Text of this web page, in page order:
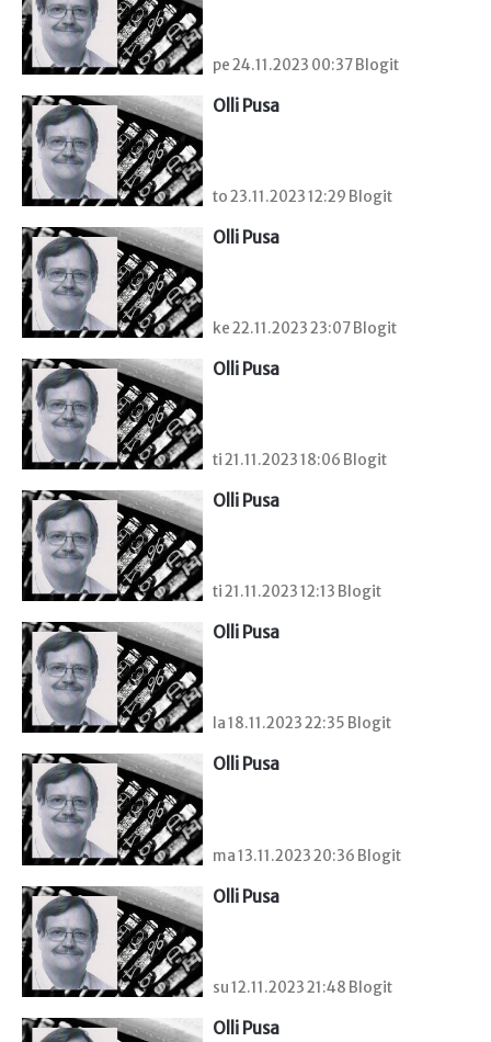
pe 24.11.2023 00:37 Blogit
Olli Pusa
to 23.11.2023 12:29 Blogit
Olli Pusa
ke 22.11.2023 23:07 Blogit
Olli Pusa
ti 21.11.2023 18:06 Blogit
Olli Pusa
ti 21.11.2023 12:13 Blogit
Olli Pusa
la 18.11.2023 22:35 Blogit
Olli Pusa
ma 13.11.2023 20:36 Blogit
Olli Pusa
su 12.11.2023 21:48 Blogit
Olli Pusa